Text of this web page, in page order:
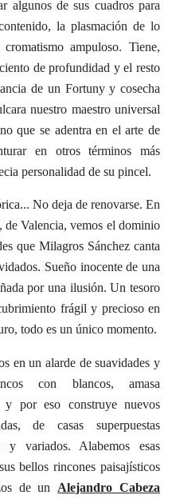
algunos de sus cuadros para
la plasmación de lo
ampuloso. Tiene,
de profundidad y el resto
de un Fortuny y cosecha
nuestro maestro universal
que se adentra en el arte de
en otros términos más
personalidad de su pincel.
No deja de renovarse. En
Valencia, vemos el dominio
que Milagros Sánchez canta
Sueño inocente de una
por una ilusión. Un tesoro
frágil y precioso en
todo es un único momento.
en un alarde de suavidades y
con blancos, amasa
y por eso construye nuevos
de casas superpuestas
y variados. Alabemos esas
bellos rincones paisajísticos
de un Alejandro Cabeza